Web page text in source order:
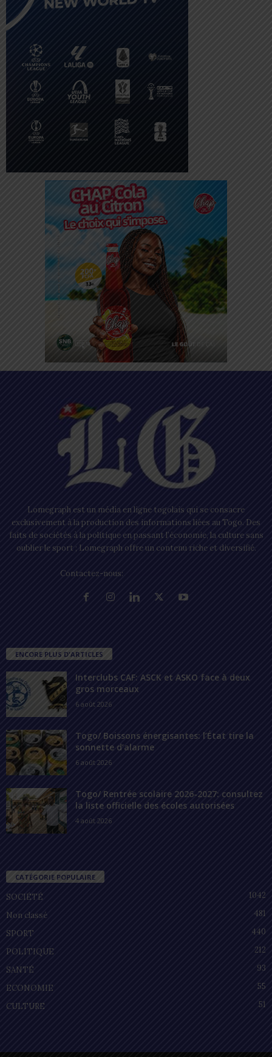
Lomegraph est un média en ligne togolais qui se consacre
exclusivement à la production des informations liées au Togo. Des
faits de sociétés à la politique en passant l’économie, la culture sans
oublier le sport ; Lomegraph offre un contenu riche et diversifié.
Contactez-nous:
ENCORE PLUS D'ARTICLES
Interclubs CAF: ASCK et ASKO face à deux
gros morceaux
6 août 2026
Togo/ Boissons énergisantes: l’État tire la
sonnette d’alarme
6 août 2026
Togo/ Rentrée scolaire 2026-2027: consultez
la liste officielle des écoles autorisées
4 août 2026
CATÉGORIE POPULAIRE
SOCIÉTÉ
1042
Non classé
481
SPORT
440
POLITIQUE
212
SANTÉ
93
ECONOMIE
55
CULTURE
51